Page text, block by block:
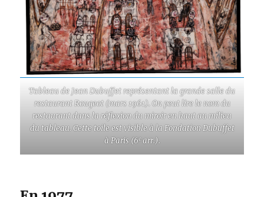
Tableau de Jean Dubuffet représentant la grande salle du
restaurant Rougeot (mars 1961). On peut lire le nom du
restaurant dans la réflexion du miroir en haut au milieu
du tableau. Cette toile est visible à la Fondation Dubuffet
à Paris (6earr.).